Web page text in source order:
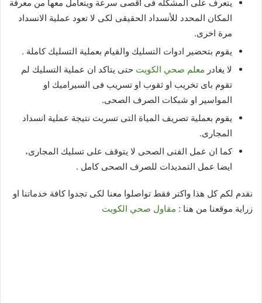
يتعرف على المشكله فى اقصى سرعة ويتعامل معها من معرفة
المكان المحدد للأنسداد الحقيقى لكى لا تعود عملية الانسداد
مرة اخرى.
يقوم بتحضير ادوات التسليك والقيام بعملية التسليك كاملة .
لا يغادر معلم صحي الكويت حتى يتاكد ان عملية التسليك لم
تقوم باى تخريب او ثقوب او تسريب فى السيراميك او
المواسير او شبكات الصرف الصحى.
يقوم بعملية تصريف المياة التى تسربت نتيجة عملية انسداد
المجارى.
كما ان عمل الفنى الصحى لا يتوقف على تسليك المجارى،
ايضا عمل التمديدات للصرف الصحى كامل .
نقدم لكم كل هذا واكتر فقط تواصلوا معنا لكى تجدوا كافة خدماتنا او
زراية موقعنا من هنا : مقاول صحي الكويت